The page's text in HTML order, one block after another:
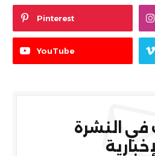
Pinterest
YouTube
في النشرة